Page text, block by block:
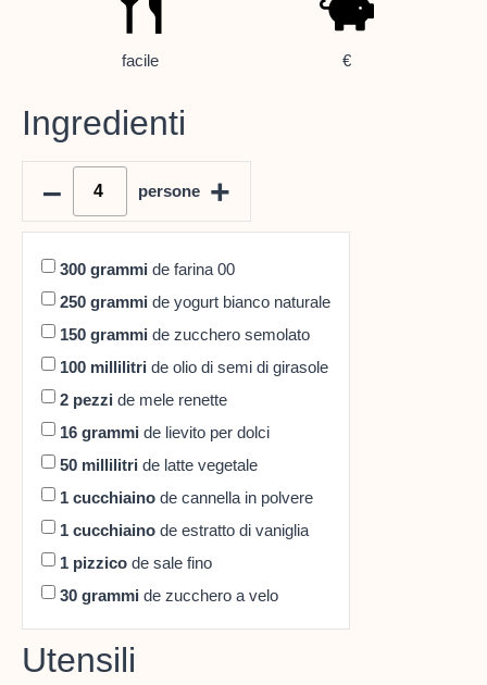
facile €
Ingredienti
–
persone +
300 grammi de farina 00
250 grammi de yogurt bianco naturale
150 grammi de zucchero semolato
100 millilitri de olio di semi di girasole
2 pezzi de mele renette
16 grammi de lievito per dolci
50 millilitri de latte vegetale
1 cucchiaino de cannella in polvere
1 cucchiaino de estratto di vaniglia
1 pizzico de sale fino
30 grammi de zucchero a velo
Utensili